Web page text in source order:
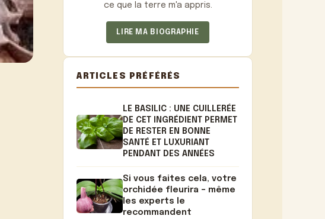
ce que la terre m'a appris.
LIRE MA BIOGRAPHIE
ARTICLES PRÉFÉRÉS
LE BASILIC : UNE CUILLERÉE
DE CET INGRÉDIENT PERMET
DE RESTER EN BONNE
SANTÉ ET LUXURIANT
PENDANT DES ANNÉES
Si vous faites cela, votre
orchidée fleurira – même
les experts le
recommandent